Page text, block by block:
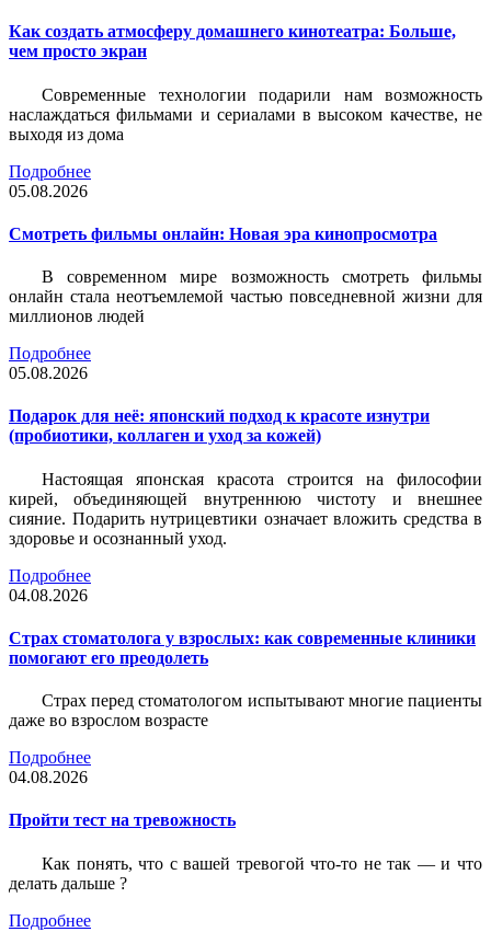
Как создать атмосферу домашнего кинотеатра: Больше,
чем просто экран
Современные технологии подарили нам возможность
наслаждаться фильмами и сериалами в высоком качестве, не
выходя из дома
Подробнее
05.08.2026
Смотреть фильмы онлайн: Новая эра кинопросмотра
В современном мире возможность смотреть фильмы
онлайн стала неотъемлемой частью повседневной жизни для
миллионов людей
Подробнее
05.08.2026
Подарок для неё: японский подход к красоте изнутри
(пробиотики, коллаген и уход за кожей)
Настоящая японская красота строится на философии
кирей, объединяющей внутреннюю чистоту и внешнее
сияние. Подарить нутрицевтики означает вложить средства в
здоровье и осознанный уход.
Подробнее
04.08.2026
Страх стоматолога у взрослых: как современные клиники
помогают его преодолеть
Страх перед стоматологом испытывают многие пациенты
даже во взрослом возрасте
Подробнее
04.08.2026
Пройти тест на тревожность
Как понять, что с вашей тревогой что-то не так — и что
делать дальше ?
Подробнее